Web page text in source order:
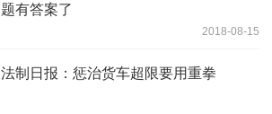
题有答案了
2018-08-15
法制日报：惩治货车超限要用重拳